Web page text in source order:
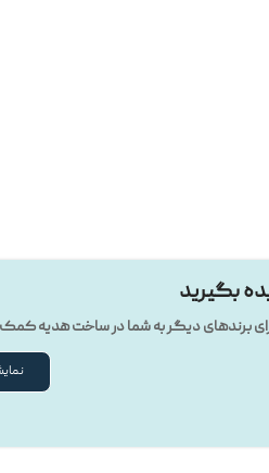
بگیرید
برندهای دیگر به شما در ساخت هدیه